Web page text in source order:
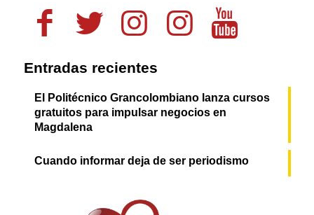
Entradas recientes
El Politécnico Grancolombiano lanza cursos
gratuitos para impulsar negocios en
Magdalena
Cuando informar deja de ser periodismo